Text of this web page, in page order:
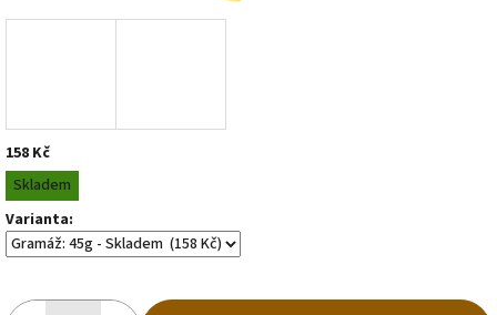
158 Kč
Měrná
cena:
Skladem
Varianta: